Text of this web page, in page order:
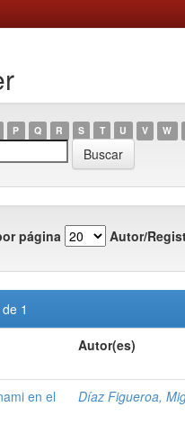
P Q R S T U V W
página Autor/
1
Autor(es)
en el
Díaz Figueroa,